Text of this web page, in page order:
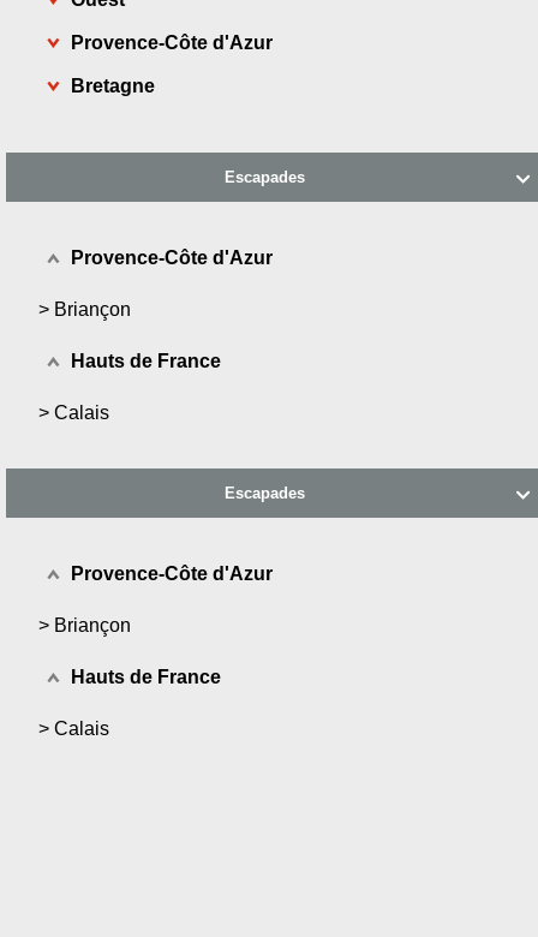
Provence-Côte d'Azur
Bretagne

Escapades
Provence-Côte d'Azur
> Briançon
Hauts de France
> Calais

Escapades
Provence-Côte d'Azur
> Briançon
Hauts de France
> Calais